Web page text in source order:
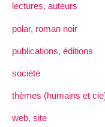
lectures, auteurs
polar, roman noir
publications, éditions
société
thèmes (humains et
web, site